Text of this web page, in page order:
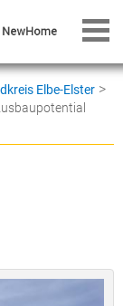
Elbe-Elster >